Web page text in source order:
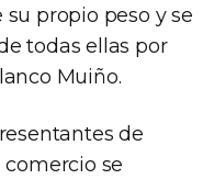
propio peso y se
todas ellas por
Muiño.
de
se